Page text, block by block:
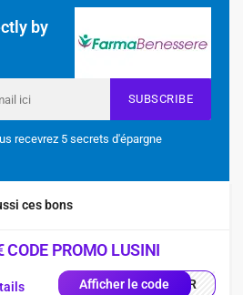
by
SUBSCRIBE
recevrez 5 secrets d'épargne
ces bons
CODE PROMO LUSINI
Afficher le code0-FR